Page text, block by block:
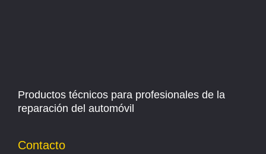
Productos técnicos para profesionales de la
reparación del automóvil
Contacto